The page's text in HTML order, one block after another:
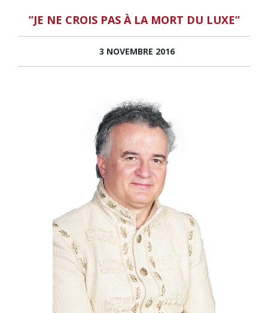
”JE NE CROIS PAS À LA MORT DU LUXE”
3 NOVEMBRE 2016